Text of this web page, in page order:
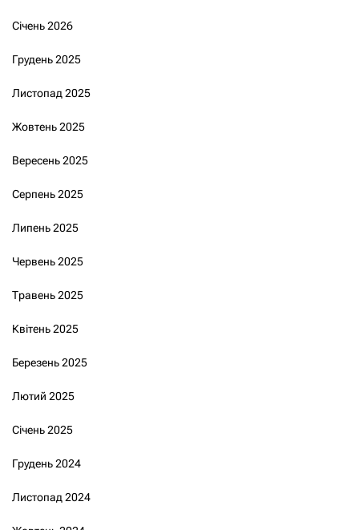
Січень 2026
Грудень 2025
Листопад 2025
Жовтень 2025
Вересень 2025
Серпень 2025
Липень 2025
Червень 2025
Травень 2025
Квітень 2025
Березень 2025
Лютий 2025
Січень 2025
Грудень 2024
Листопад 2024